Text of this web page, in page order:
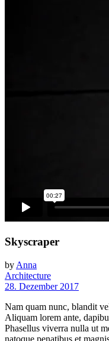
Skyscraper
by Anna
Architecture
28. Dezember 2017
Nam quam nunc, blandit
Aliquam lorem ante,
Phasellus viverra nulla ut
natoque penatibus et